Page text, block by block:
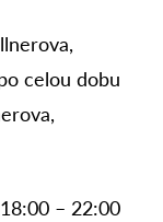
celou dobu
– 22:00